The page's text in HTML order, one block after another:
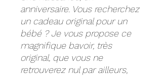
anniversaire. Vous recherchez
un cadeau original pour un
bébé ? Je vous propose ce
magnifique bavoir, très
original, que vous ne
retrouverez nul par ailleurs,